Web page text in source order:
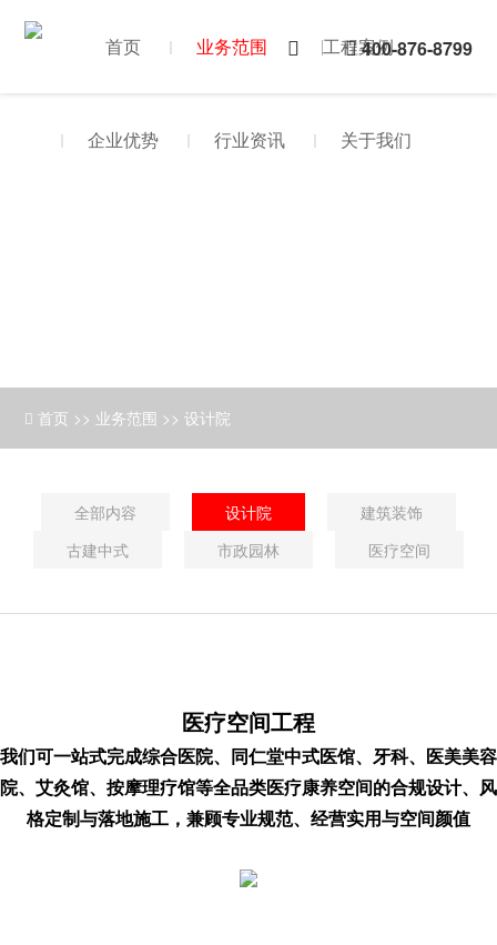
首页 业务范围 工程案例
企业优势 行业资讯 关于我们
400-876-8799
首页 >> 业务范围 >>设计院
全部内容 设计院
建筑装饰
古建中式
市政园林 医疗空间
医疗空间工程
我们可一站式完成综合医院、同仁堂中式医馆、牙科、医美美容
院、艾灸馆、按摩理疗馆等全品类医疗康养空间的合规设计、风
格定制与落地施工，兼顾专业规范、经营实用与空间颜值